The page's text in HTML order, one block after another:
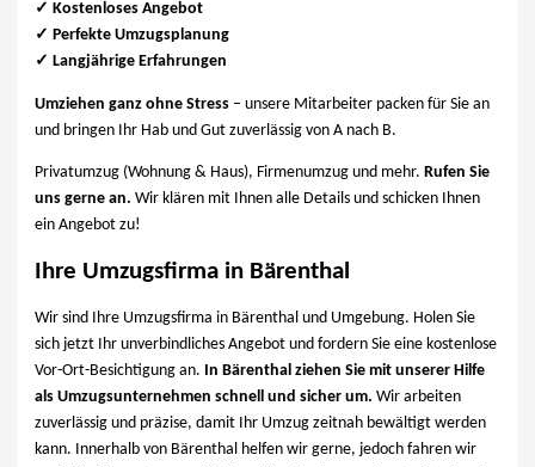
✓ Kostenloses Angebot
✓ Perfekte Umzugsplanung
✓ Langjährige Erfahrungen
Umziehen ganz ohne Stress – unsere Mitarbeiter packen für Sie an
und bringen Ihr Hab und Gut zuverlässig von A nach B.
Privatumzug (Wohnung & Haus), Firmenumzug und mehr. Rufen Sie
uns gerne an. Wir klären mit Ihnen alle Details und schicken Ihnen
ein Angebot zu!
Ihre Umzugsfirma in Bärenthal
Wir sind Ihre Umzugsfirma in Bärenthal und Umgebung. Holen Sie
sich jetzt Ihr unverbindliches Angebot und fordern Sie eine kostenlose
Vor-Ort-Besichtigung an.
In Bärenthal ziehen Sie mit unserer Hilfe
als Umzugsunternehmen schnell und sicher um. Wir arbeiten
zuverlässig und präzise, damit Ihr Umzug zeitnah bewältigt werden
kann. Innerhalb von Bärenthal helfen wir gerne, jedoch fahren wir